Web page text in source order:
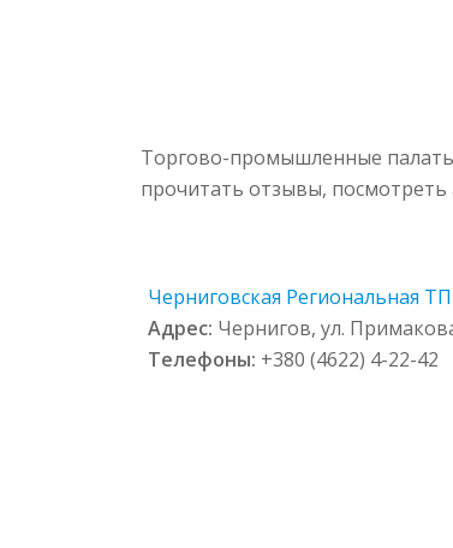
Торгово-промышленные
прочитать отзывы,
Черниговская Региональная
Адрес: Чернигов, ул.
Телефоны: +380 (4622) 4-22-42